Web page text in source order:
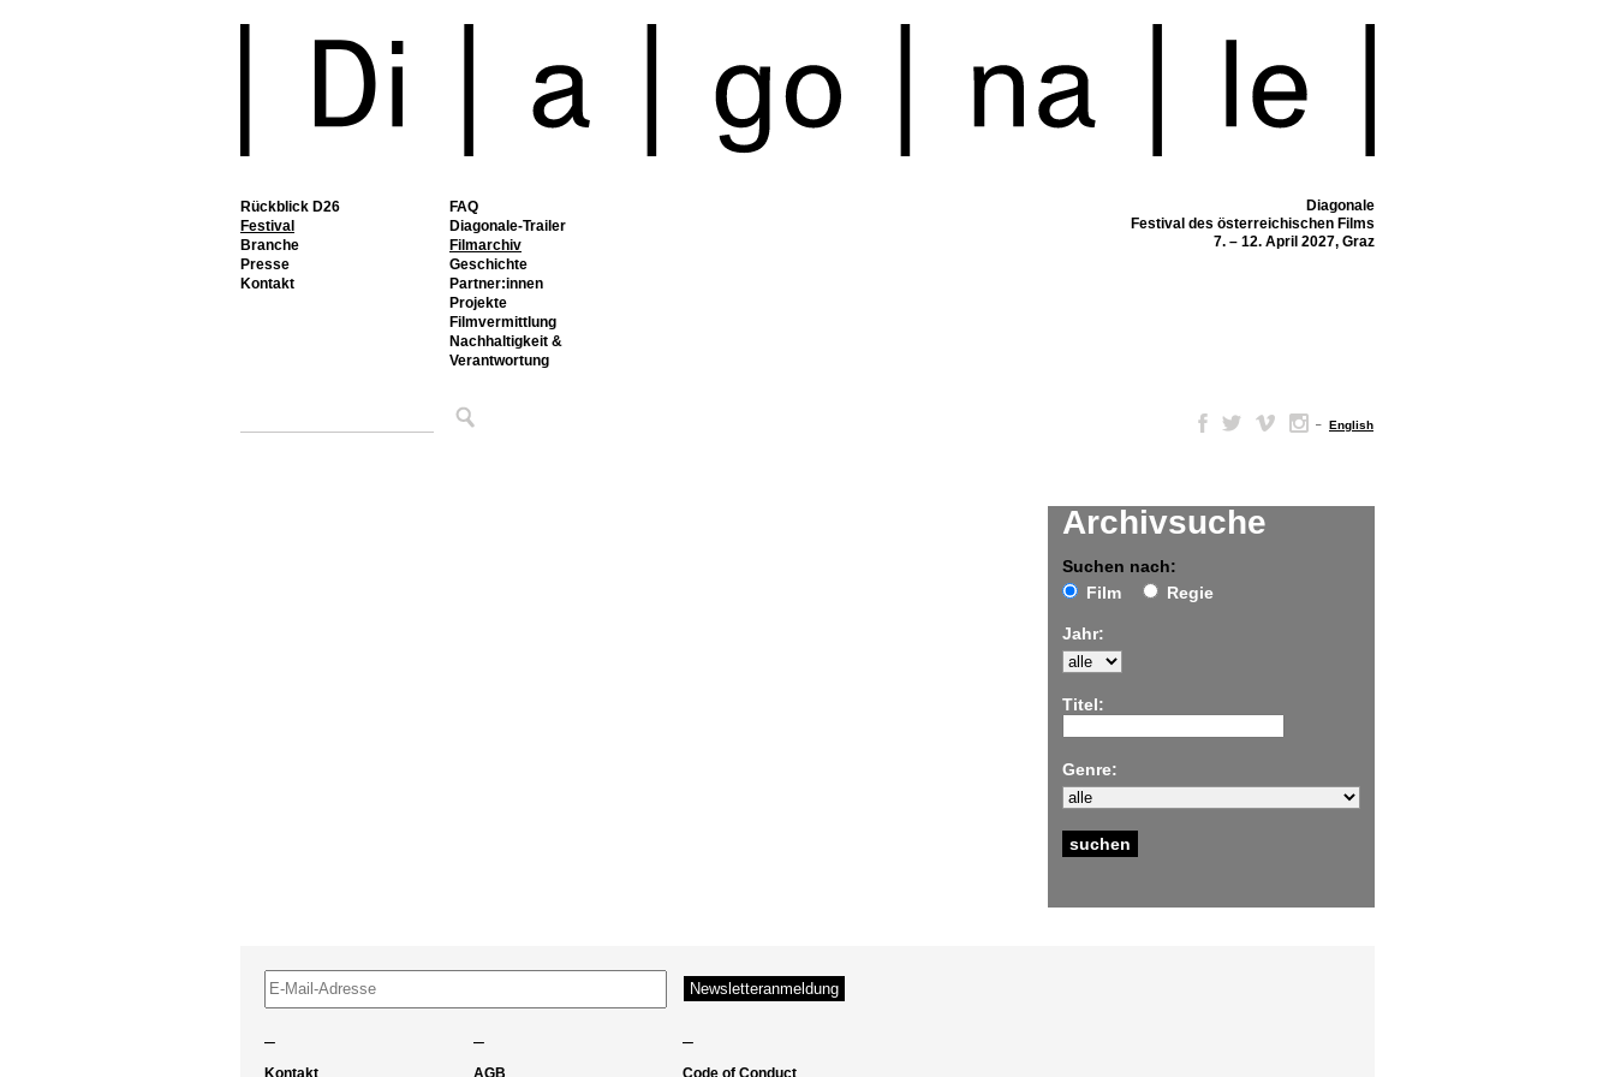
Rückblick D26
Festival
FAQ
Diagonale-Trailer
Filmarchiv
Geschichte
Partner:innen
Projekte
Filmvermittlung
Nachhaltigkeit &
Verantwortung
Branche
Presse
Kontakt
Diagonale
Festival des österreichischen Films
7. – 12. April 2027, Graz
– English
Archivsuche
Suchen nach:
Film
Regie
Jahr:
Titel:
Genre:
– – –
Kontakt AGB Code of Conduct